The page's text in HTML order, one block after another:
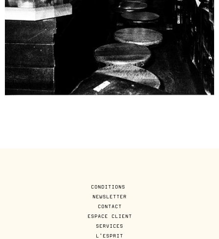
CONDITIONS
NEWSLETTER
CONTACT
ESPACE CLIENT
SERVICES
L'ESPRIT